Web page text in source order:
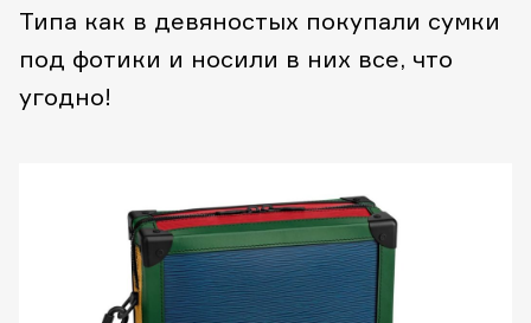
Типа как в девяностых покупали сумки
под фотики и носили в них все, что
угодно!